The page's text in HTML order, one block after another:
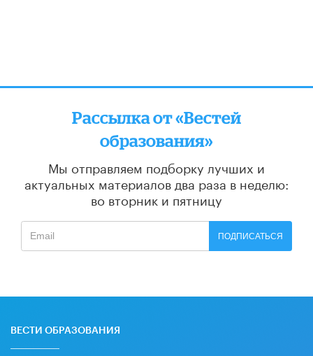
Рассылка от «Вестей
образования»
Мы отправляем подборку лучших и
актуальных материалов два раза в неделю:
во вторник и пятницу
ПОДПИСАТЬСЯ
ВЕСТИ ОБРАЗОВАНИЯ